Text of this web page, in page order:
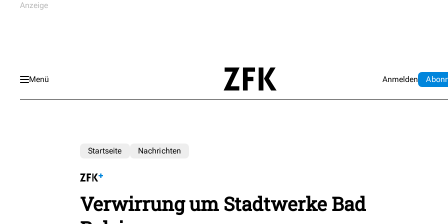
Menü Anmelden Abo
Startseite Nachrichten
Verwirrung um Stadtwerke Bad